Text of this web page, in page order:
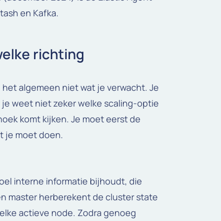
en Kafka.
richting
algemeen niet wat je verwacht. Je
weet niet zeker welke scaling-optie
komt kijken. Je moet eerst de
je moet doen.
interne informatie bijhoudt, die
master herberekent de cluster state
actieve node. Zodra genoeg